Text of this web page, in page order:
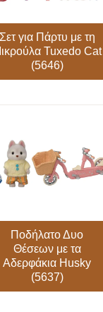
Σετ για Πάρτυ με τη
Tuxedo Cat
(5646)
Ποδήλατο Δυο
Θέσεων με τα
Αδερφάκια Husky
(5637)